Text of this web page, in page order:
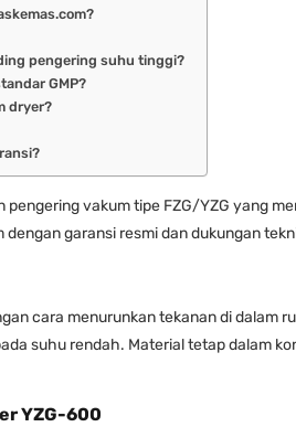
pengering suhu tinggi?
GMP?
dryer?
pengering vakum tipe FZG/YZG yang
garansi resmi dan dukungan
cara menurunkan tekanan di dalam
suhu rendah. Material tetap dalam
YZG-600